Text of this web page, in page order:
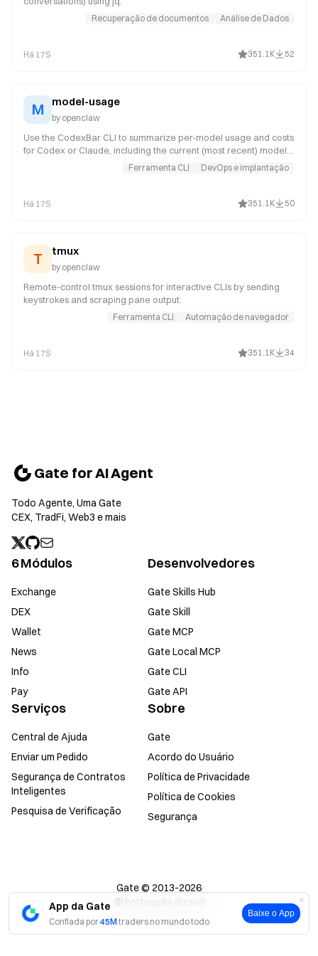
App da Gate
Confiada por45M traders no mundo todo
Baixe o App
Recuperação de documentos Análise de Dados
Há 17S 351.1K 52
M model-usage
by openclaw
Use the CodexBar CLI to summarize per-model usage and costs
for Codex or Claude, including the current (most recent) model
or a complete model breakdown. Trigger this when asked for
model-level usage or cost data from CodexBar, or when you
JSON.
Ferramenta CLI DevOps e implantação
Há 17S 351.1K 50
T tmux
by openclaw
Remote-control tmux sessions for interactive CLIs by sending
keystrokes and scraping pane output.
Ferramenta CLI Automação de navegador
Há 17S 351.1K 34
Gate for AI Agent
Todo Agente, Uma Gate
CEX, TradFi, Web3 e mais
6 Módulos
Exchange
DEX
Wallet
News
Info
Pay
Desenvolvedores
Gate Skills Hub
Gate Skill
Gate MCP
Gate Local MCP
Gate CLI
Gate API
Serviços
Central de Ajuda
Enviar um Pedido
Segurança de Contratos
Inteligentes
Pesquisa de Verificação
Sobre
Gate
Acordo do Usuário
Política de Privacidade
Política de Cookies
Segurança
Gate © 2013-2026
Português (Brasil)